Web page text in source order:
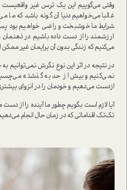
وقتی می‌گوییم این یک ترس غیر واقعیست
غالبا می‌خواهیم دنیا آن گونه باشد که ما
شرایط ما خوشبخت و راضی خواهیم بود
ارزشمند را از دست داده باشیم در
می‌کنیم که زندگی بدون آن برایمان غیر
در نتیجه در اثر این نوع نگرش نمی‌توانیم
نمی‌کنیم و بیش از حد به گذشته
ازدست می‌دهیم و خودمان را در انزوای
آیا لازم است بگویم چطور ما آینده را از دست
تک‌تک اقداماتی که در زمان حال انجام